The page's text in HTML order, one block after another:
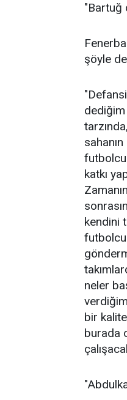
"Bartuğ
şöyle
futbolcu
katkı
kendini
futbolcu
neler
bir
burada